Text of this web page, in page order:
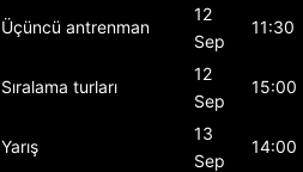
Üçüncü antrenman
12
Sep
11:30
Sıralama turları
12
Sep
15:00
Yarış
13
Sep
14:00